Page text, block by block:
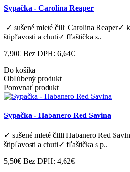
Sypačka - Carolina Reaper
✓ sušené mleté ​​čilli Carolina Reaper✓
štipľavosti a chuti✓ fľaštička s..
7,90€ Bez DPH: 6,64€
Do košíka
Obľúbený produkt
Porovnať produkt
Sypačka - Habanero Red Savina
✓ sušené mleté ​​čilli Habanero Red
štipľavosti a chuti✓ fľaštička s p..
5,50€ Bez DPH: 4,62€